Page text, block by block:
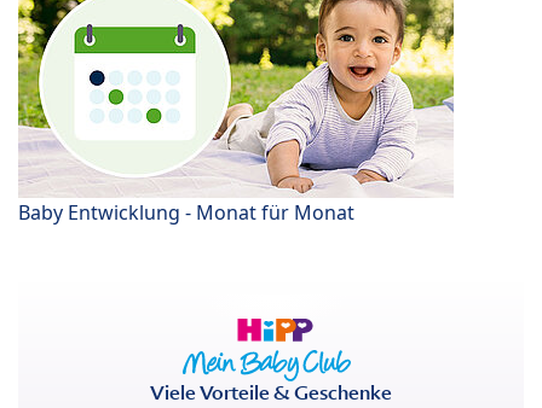
Baby Entwicklung - Monat für Monat
Viele Vorteile & Geschenke